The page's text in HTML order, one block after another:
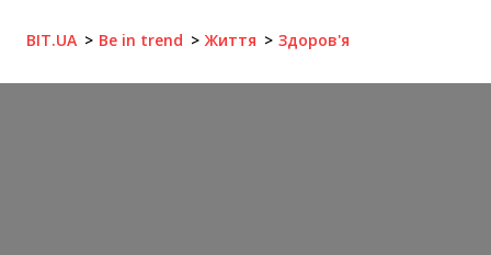
BIT.UA Be in trend Життя Здоров'я